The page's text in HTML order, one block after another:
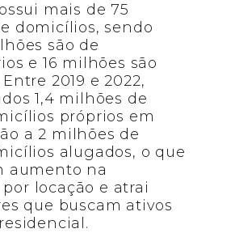
mais de 75
domicílios, sendo
são de
e 16 milhões são
2019 e 2022,
1,4 milhões de
próprios em
a 2 milhões de
alugados, o que
aumento na
locação e atrai
que buscam ativos